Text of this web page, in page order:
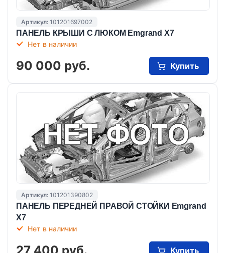
Артикул: 101201697002
ПАНЕЛЬ КРЫШИ С ЛЮКОМ Emgrand X7
Нет в наличии
90 000 руб. Купить
Артикул: 101201390802
ПАНЕЛЬ ПЕРЕДНЕЙ ПРАВОЙ СТОЙКИ Emgrand
X7
Нет в наличии
27 400 руб. Купить